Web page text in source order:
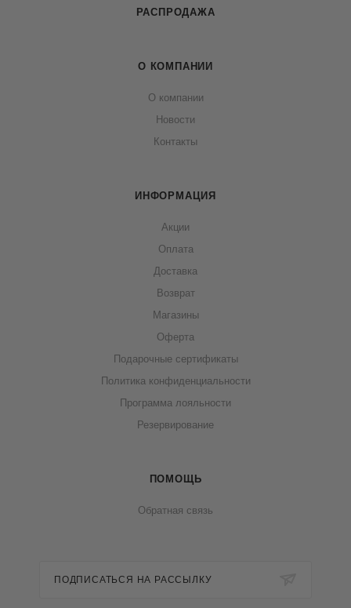
РАСПРОДАЖА
О КОМПАНИИ
О компании
Новости
Контакты
ИНФОРМАЦИЯ
Акции
Оплата
Доставка
Возврат
Магазины
Оферта
Подарочные сертификаты
Политика конфиденциальности
Программа лояльности
Резервирование
ПОМОЩЬ
Обратная связь
ПОДПИСАТЬСЯ НА РАССЫЛКУ